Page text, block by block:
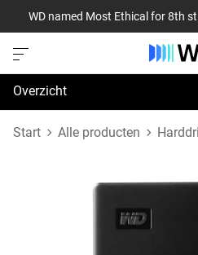
WD named Most Ethical for 8th
Overzicht
Specificaties
Start Alle producten